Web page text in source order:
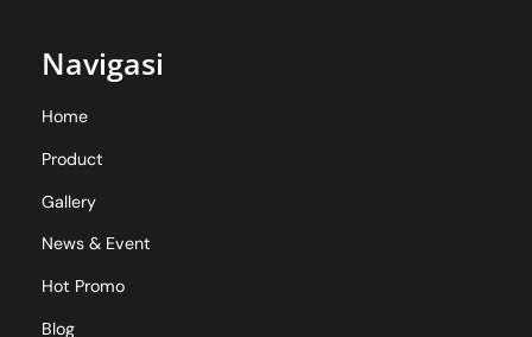
Navigasi
Home
Product
Gallery
News & Event
Hot Promo
Blog